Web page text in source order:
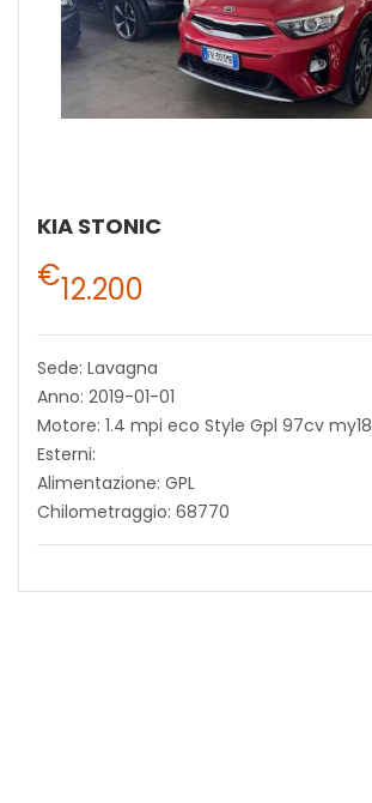
KIA STONIC
€12.200
Sede: Lavagna
Anno: 2019-01-01
Motore: 1.4 mpi eco Style Gpl 97cv my18
Esterni:
Alimentazione: GPL
Chilometraggio: 68770